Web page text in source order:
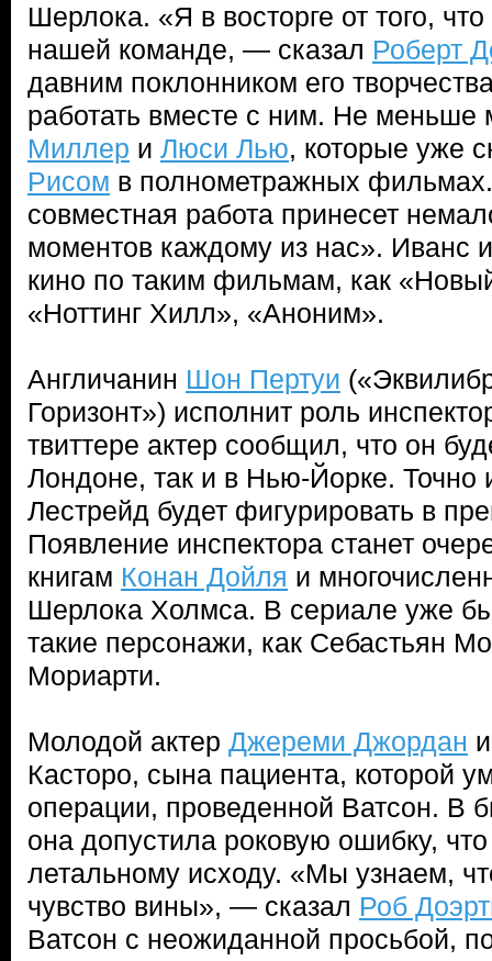
Шерлока. «Я в восторге от того, что
нашей команде, — сказал Роберт
давним поклонником его
работать вместе с ним. Не
Миллер и Люси Лью, которые уже
Рисом в полнометражных
совместная работа принесет
моментов каждому из нас». Иванс
кино по таким фильмам, как
«Ноттинг Хилл», «Аноним».
Англичанин Шон Пертуи
Горизонт») исполнит роль
твиттере актер сообщил, что он
Лондоне, так и в Нью-Йорке. Точно
Лестрейд будет фигурировать в
Появление инспектора станет
книгам Конан Дойля и
Шерлока Холмса. В сериале уже
такие персонажи, как Себастьян
Мориарти.
Молодой актер Джереми Джордан
Касторо, сына пациента, которой
операции, проведенной Ватсон. В
она допустила роковую ошибку,
летальному исходу. «Мы узнаем,
чувство вины», — сказал Роб
Ватсон с неожиданной просьбой,